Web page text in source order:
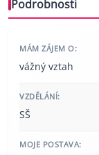
Podrobnosti
MÁM ZÁJEM O:
vážný vztah
VZDĚLÁNÍ:
SŠ
MOJE POSTAVA: